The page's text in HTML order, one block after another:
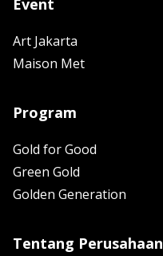
Event
Art Jakarta
Maison Met
Program
Gold for Good
Green Gold
Golden Generation
Tentang Perusahaan